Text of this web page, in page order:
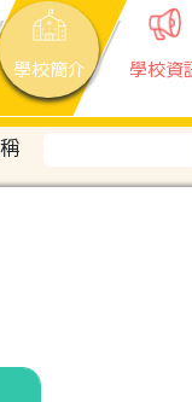
學校簡介 學校資